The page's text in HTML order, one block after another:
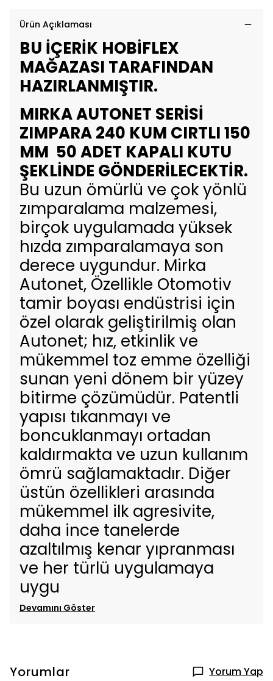
Ürün Açıklaması
BU İÇERİK HOBİFLEX
MAĞAZASI TARAFINDAN
HAZIRLANMIŞTIR.
MIRKA AUTONET SERİSİ
ZIMPARA 240 KUM CIRTLI 150
MM 50 ADET KAPALI KUTU
ŞEKLİNDE GÖNDERİLECEKTİR.
Bu uzun ömürlü ve çok yönlü
zımparalama malzemesi,
birçok uygulamada yüksek
hızda zımparalamaya son
derece uygundur. Mirka
Autonet, Özellikle Otomotiv
tamir boyası endüstrisi için
özel olarak geliştirilmiş olan
Autonet; hız, etkinlik ve
mükemmel toz emme özelliği
sunan yeni dönem bir yüzey
bitirme çözümüdür. Patentli
yapısı tıkanmayı ve
boncuklanmayı ortadan
kaldırmakta ve uzun kullanım
ömrü sağlamaktadır. Diğer
üstün özellikleri arasında
mükemmel ilk agresivite,
daha ince tanelerde
azaltılmış kenar yıpranması
ve her türlü uygulamaya
uygu
Devamını Göster
Yorumlar Yorum Yap